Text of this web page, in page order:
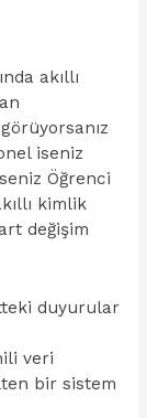
akıllı
iseniz
Öğrenci
kimlik
değişim
duyurular
veri
bir sistem